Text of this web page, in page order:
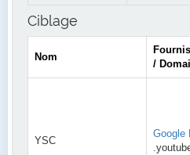
Ciblage
Nom
/
YSC
Google